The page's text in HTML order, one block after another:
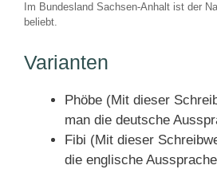
Im Bundesland Sachsen-Anhalt ist der
beliebt.
Varianten
Phöbe (Mit dieser
man die deutsche
Fibi (Mit dieser
die englische